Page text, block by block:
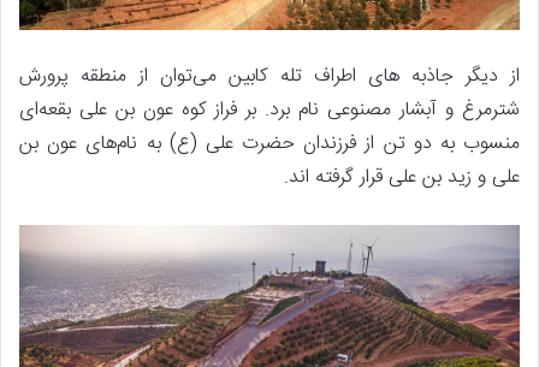
از دیگر جاذبه های اطراف تله کابین می‌توان از منطقه پرورش
شترمرغ و آبشار مصنوعی نام برد. بر فراز کوه عون بن علی بقعه‌ای
منسوب به دو تن از فرزندان حضرت علی (ع) به نام‌های عون بن
علی و زید بن علی قرار گرفته اند.